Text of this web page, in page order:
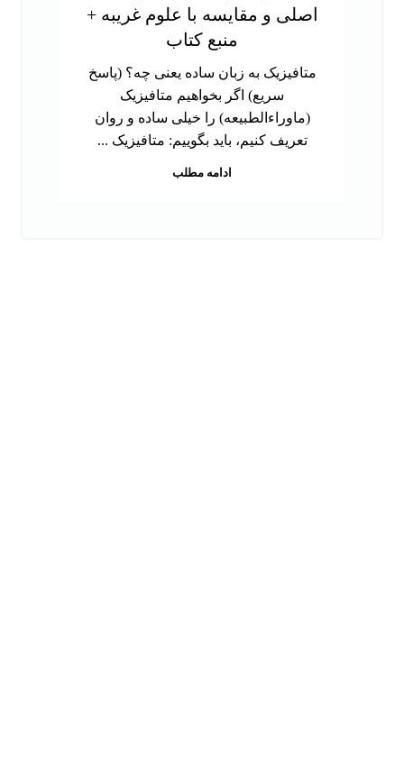
اصلی و مقایسه با علوم غریبه +
منبع کتاب
متافیزیک به زبان ساده یعنی چه؟ (پاسخ
سریع) اگر بخواهیم متافیزیک
(ماوراءالطبیعه) را خیلی ساده و روان
تعریف کنیم، باید بگوییم: متافیزیک ...
ادامه مطلب